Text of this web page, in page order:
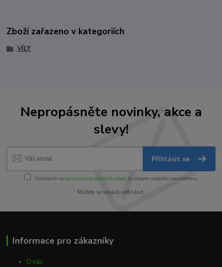
Zboží zařazeno v kategoriích
VÍLY
Nepropásněte novinky, akce a
slevy!
Přihlásit se
Souhlasím se zpracováním osobních údajůza účelem rozesílky newsletteru.
Můžete se kdykoli odhlásit.
Informace pro zákazníky
O nás